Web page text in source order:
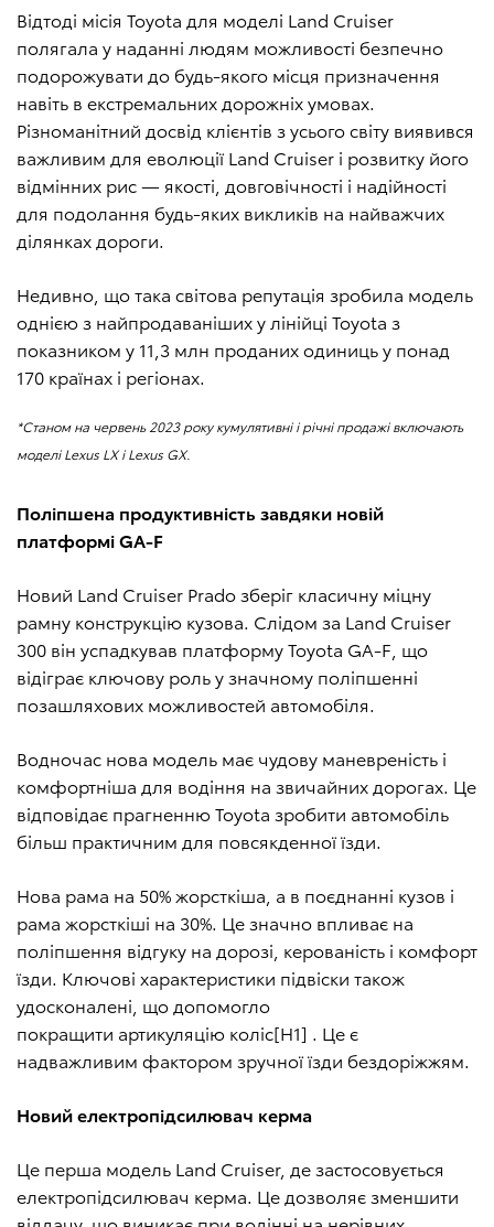
Відтоді місія Toyota для моделі Land Cruiser
полягала у наданні людям можливості безпечно
подорожувати до будь-якого місця призначення
навіть в екстремальних дорожніх умовах.
Різноманітний досвід клієнтів з усього світу виявився
важливим для еволюції Land Cruiser і розвитку його
відмінних рис — якості, довговічності і надійності
для подолання будь-яких викликів на найважчих
ділянках дороги.
Недивно, що така світова репутація зробила модель
однією з найпродаваніших у лінійці Toyota з
показником у 11,3 млн проданих одиниць у понад
170 країнах і регіонах.
*Станом на червень 2023 року кумулятивні і річні продажі включають
моделі Lexus LX і Lexus GX.
Поліпшена продуктивність завдяки новій
платформі GA-F
Новий Land Cruiser Prado зберіг класичну міцну
рамну конструкцію кузова. Слідом за Land Cruiser
300 він успадкував платформу Toyota GA-F, що
відіграє ключову роль у значному поліпшенні
позашляхових можливостей автомобіля.
Водночас нова модель має чудову маневреність і
комфортніша для водіння на звичайних дорогах. Це
відповідає прагненню Toyota зробити автомобіль
більш практичним для повсякденної їзди.
Нова рама на 50% жорсткіша, а в поєднанні кузов і
рама жорсткіші на 30%. Це значно впливає на
поліпшення відгуку на дорозі, керованість і комфорт
їзди. Ключові характеристики підвіски також
удосконалені, що допомогло
покращити артикуляцію коліс[H1] . Це є
надважливим фактором зручної їзди бездоріжжям.
Новий електропідсилювач керма
Це перша модель Land Cruiser, де застосовується
електропідсилювач керма. Це дозволяє зменшити